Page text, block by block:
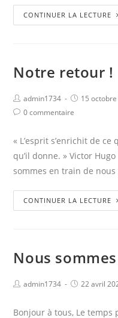
CONTINUER LA LECTURE
Notre retour !
admin1734 15
0 commentaire
« L’esprit s’enrichit de
qu’il donne. » Victor
sommes en train de
CONTINUER LA LECTURE
Nous
admin1734 22 avril
Bonjour à tous, Le temps